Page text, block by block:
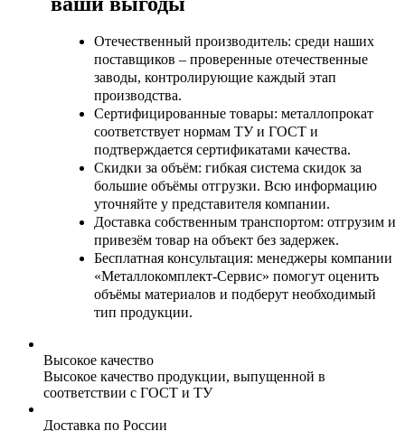
Отечественный производитель: среди наших
поставщиков – проверенные отечественные
заводы, контролирующие каждый этап
производства.
Сертифицированные товары: металлопрокат
соответствует нормам ТУ и ГОСТ и
подтверждается сертификатами качества.
Скидки за объём: гибкая система скидок за
большие объёмы отгрузки. Всю информацию
уточняйте у представителя компании.
Доставка собственным транспортом: отгрузим и
привезём товар на объект без задержек.
Бесплатная консультация: менеджеры компании
«Металлокомплект-Сервис» помогут оценить
объёмы материалов и подберут необходимый
тип продукции.
Высокое качество
Высокое качество продукции, выпущенной в
соответствии с ГОСТ и ТУ
Доставка по России